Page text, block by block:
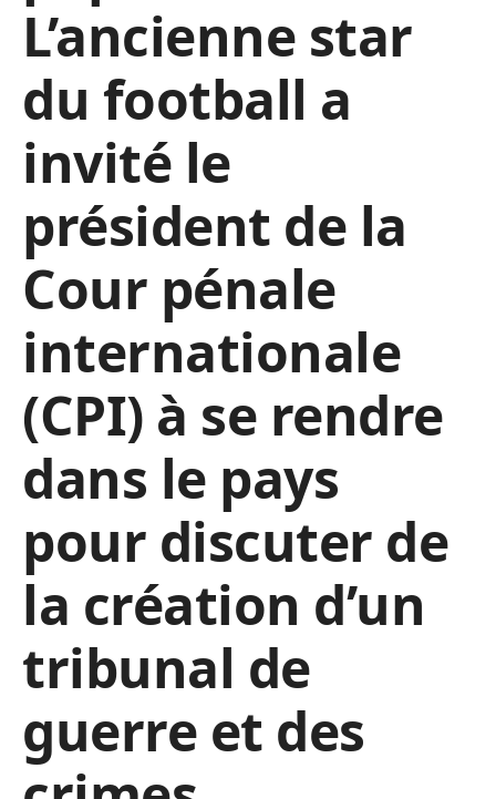
L’ancienne star
du football a
invité le
président de la
Cour pénale
internationale
(CPI) à se rendre
dans le pays
pour discuter de
la création d’un
tribunal de
guerre et des